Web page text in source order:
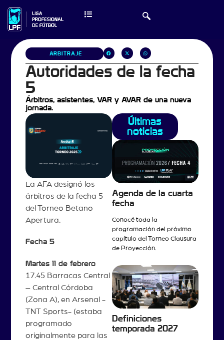
ARBITRAJE
Autoridades de la fecha
5
Árbitros, asistentes, VAR y AVAR de una nueva
jornada.
La AFA designó los
árbitros de la fecha 5
del Torneo Betano
Apertura.
Fecha 5
Martes 11 de febrero
17.45 Barracas Central
– Central Córdoba
(Zona A), en Arsenal -
TNT Sports- (estaba
programado
originalmente para las
Últimas
noticias
Agenda de la cuarta
fecha
Conocé toda la
programación del próximo
capítulo del Torneo Clausura
de Proyección.
Definiciones
temporada 2027